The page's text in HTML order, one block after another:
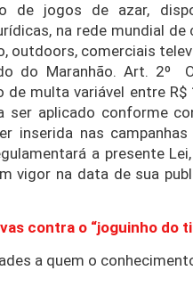
de jogos de azar,
na rede mundial
outdoors, comerciais
do Maranhão. Art. 2º
multa variável entre
ser aplicado conforme
inserida nas
a presente
vigor na data de sua
contra o “joguinho do
a quem o